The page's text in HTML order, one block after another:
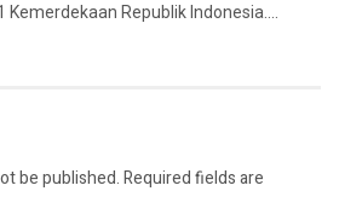
Republik Indonesia....
be published.Required fields are